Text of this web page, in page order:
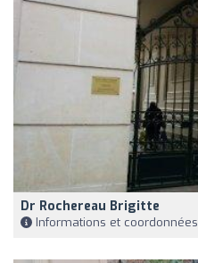
Dr Rochereau Brigitte
Informations et coordonnées